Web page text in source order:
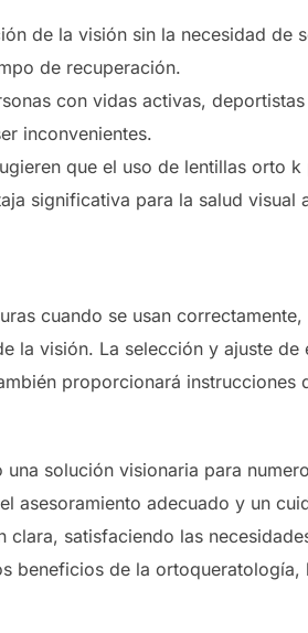
de la visión sin la necesidad de
de recuperación.
con vidas activas,
inconvenientes.
que el uso de lentillas orto
significativa para la salud visual
cuando se usan
la visión. La selección y ajuste de
proporcionará instrucciones
solución visionaria para
asesoramiento adecuado y un
satisfaciendo las
beneficios de la